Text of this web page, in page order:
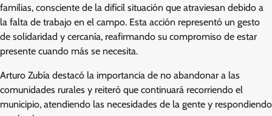
familias, consciente de la difícil situación que atraviesan debido a
la falta de trabajo en el campo. Esta acción representó un gesto
de solidaridad y cercanía, reafirmando su compromiso de estar
presente cuando más se necesita.
Arturo Zubía destacó la importancia de no abandonar a las
comunidades rurales y reiteró que continuará recorriendo el
municipio, atendiendo las necesidades de la gente y respondiendo